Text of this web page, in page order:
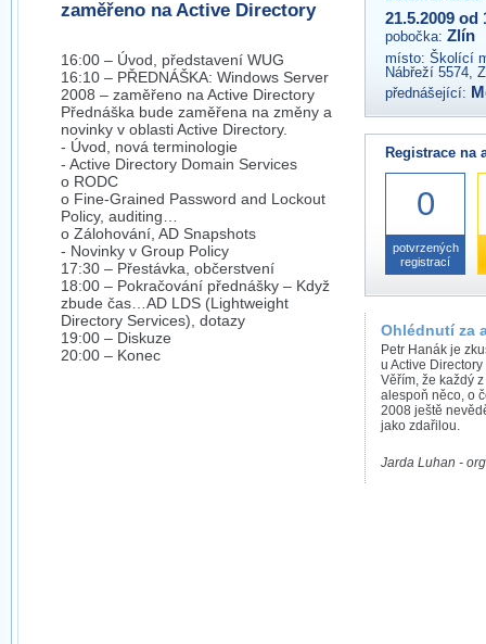
zaměřeno na Active Directory
16:00 – Úvod, představení WUG
16:10 – PŘEDNÁŠKA: Windows Server
2008 – zaměřeno na Active Directory
Přednáška bude zaměřena na změny a
novinky v oblasti Active Directory.
- Úvod, nová terminologie
- Active Directory Domain Services
o RODC
o Fine-Grained Password and Lockout
Policy, auditing…
o Zálohování, AD Snapshots
- Novinky v Group Policy
17:30 – Přestávka, občerstvení
18:00 – Pokračování přednášky – Když
zbude čas…AD LDS (Lightweight
Directory Services), dotazy
19:00 – Diskuze
20:00 – Konec
21.5.2009 od
pobočka: Zlín
místo: Školící
Nábřeží 5574,
přednášející:
Registrace na
0
potvrzených
registrací
Ohlédnutí za
Petr Hanák je
u Active
Věřím, že každý
alespoň něco, o
2008 ještě
jako zdařilou.
Jarda Luhan -